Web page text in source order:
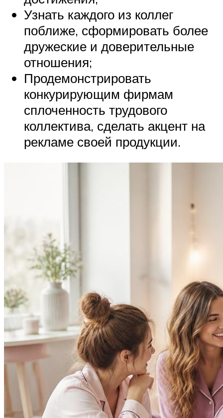
Узнать каждого из коллег
поближе, сформировать более
дружеские и доверительные
отношения;
Продемонстрировать
конкурирующим фирмам
сплоченность трудового
коллектива, сделать акцент на
рекламе своей продукции.